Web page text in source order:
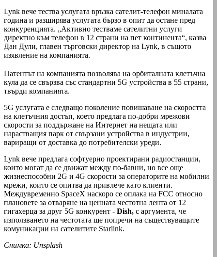
Lynk вече тества услугата връзка сателит-телефон миналата
година и разширява услугата бързо в опит да остане пред
конкуренцията. „Активно тестваме сателитни услуги
директно към телефон в 12 страни на пет континента“, казва
Дан Дули, главен търговски директор на Lynk, в същото
изявление на компанията.
Патентът на компанията позволява на орбиталната клетъчна
кула да се свързва със стандартни 5G устройства в 55 страни,
твърди компанията.
5G услугата е следващо поколение повишаване на скоростта
на клетъчния достъп, което предлага по-добри мрежови
скорости за поддържане на Интернет на нещата или
нарастващия парк от свързани устройства в индустрии,
вариращи от доставка до потребителски уреди.
Lynk вече предлага софтуерно проектирани радиостанции,
които могат да се движат между по-бавни, но все още
жизнеспособни 2G и 4G скорости за операторите на мобилни
мрежи, които се опитва да привлече като клиенти.
Междувременно SpaceX наскоро се оплака на FCC относно
плановете за отваряне на ценната честотна лента от 12
гигахерца за друг 5G конкурент - Dish, с аргумента, че
използването на честотата ще попречи на съществуващите
комуникации на сателитите Starlink.
Снимка: Unsplash